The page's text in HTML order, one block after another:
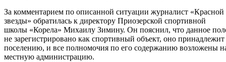
За комментарием по описанной ситуации журналист «Красной
звезды» обратилась к директору Приозерской спортивной
школы «Корела» Михаилу Зимину. Он пояснил, что данное
не зарегистрировано как спортивный объект, оно принадлежит
поселению, и все полномочия по его содержанию возложены
местную администрацию.